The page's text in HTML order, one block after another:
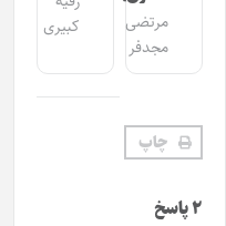
مرتضی
مجدفر
کبیری
چاپ
۲ پاسخ